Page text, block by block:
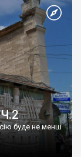
буде не менш